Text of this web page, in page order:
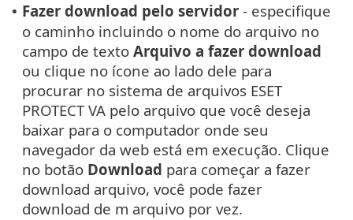
• Fazer download pelo servidor - especifique
o caminho incluindo o nome do arquivo no
campo de texto Arquivo a fazer download
ou clique no ícone ao lado dele para
procurar no sistema de arquivos ESET
PROTECT VA pelo arquivo que você deseja
baixar para o computador onde seu
navegador da web está em execução. Clique
no botão Download para começar a fazer
download arquivo, você pode fazer
download de m arquivo por vez.